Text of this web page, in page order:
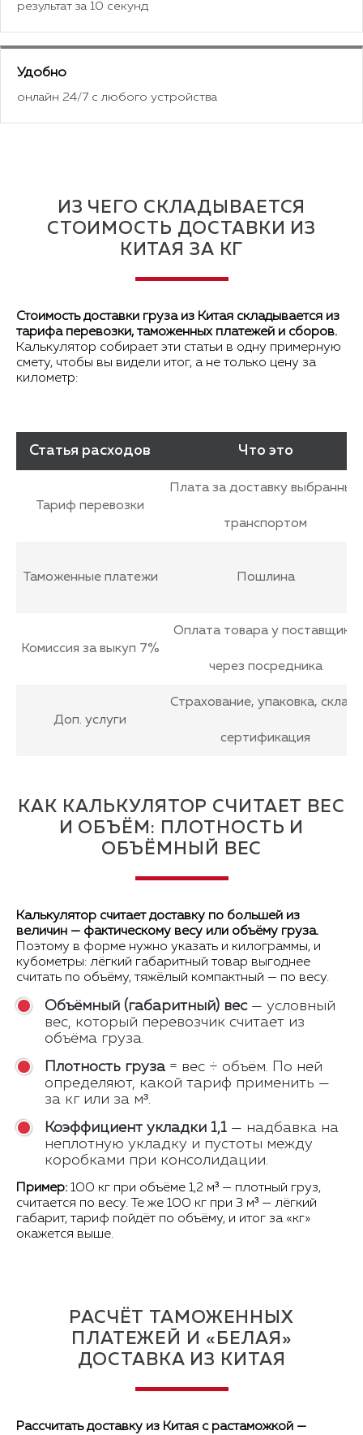
результат за 10 секунд
Удобно
онлайн 24/7 с любого устройства
ИЗ ЧЕГО СКЛАДЫВАЕТСЯ
СТОИМОСТЬ ДОСТАВКИ ИЗ
КИТАЯ ЗА КГ
Стоимость доставки груза из Китая складывается из
тарифа перевозки, таможенных платежей и сборов.
Калькулятор собирает эти статьи в одну примерную
смету, чтобы вы видели итог, а не только цену за
километр:
Статья расходов Что это
Тариф перевозки
Плата за доставку выбранным
транспортом
Таможенные платежи Пошлина
Комиссия за выкуп 7%
Оплата товара у поставщика
через посредника
Доп. услуги
Страхование, упаковка, склад,
сертификация
КАК КАЛЬКУЛЯТОР СЧИТАЕТ ВЕС
И ОБЪЁМ: ПЛОТНОСТЬ И
ОБЪЁМНЫЙ ВЕС
Калькулятор считает доставку по большей из
величин — фактическому весу или объёму груза.
Поэтому в форме нужно указать и килограммы, и
кубометры: лёгкий габаритный товар выгоднее
считать по объёму, тяжёлый компактный — по весу.
Объёмный (габаритный) вес— условный
вес, который перевозчик считает из
объёма груза.
Плотность груза = вес ÷ объём. По ней
определяют, какой тариф применить —
за кг или за м³.
Коэффициент укладки 1,1 — надбавка на
неплотную укладку и пустоты между
коробками при консолидации.
Пример: 100 кг при объёме 1,2 м³ — плотный груз,
считается по весу. Те же 100 кг при 3 м³ — лёгкий
габарит, тариф пойдёт по объёму, и итог за «кг»
окажется выше.
РАСЧЁТ ТАМОЖЕННЫХ
ПЛАТЕЖЕЙ И «БЕЛАЯ»
ДОСТАВКА ИЗ КИТАЯ
Рассчитать доставку из Китая с растаможкой —